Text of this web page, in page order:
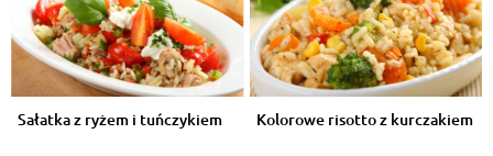
Sałatka z ryżem i tuńczykiem Kolorowe risotto z kurczakiem